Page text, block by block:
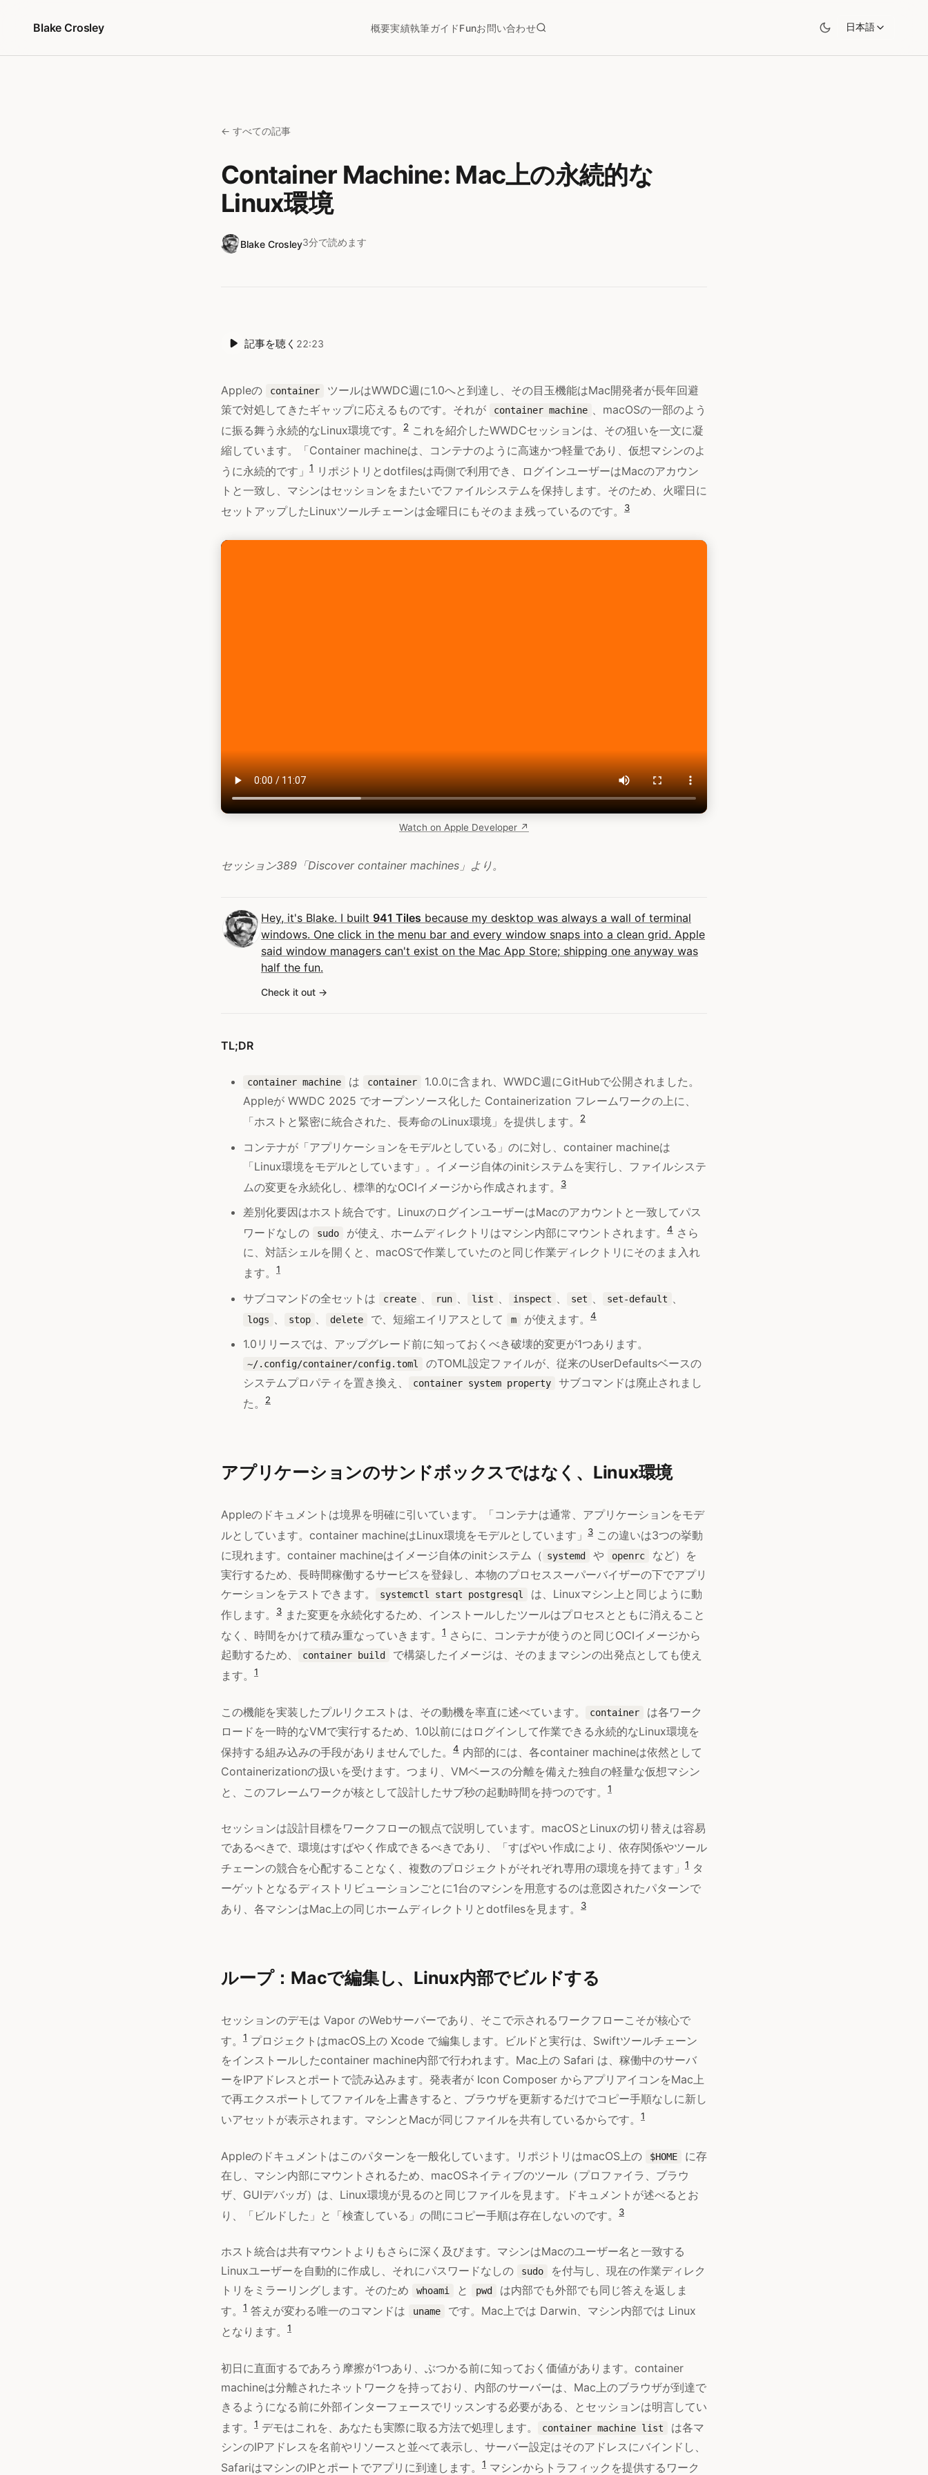
Blake Crosley
概要実績執筆ガイドFunお問い合わせ 日本語
← すべての記事
Container Machine: Mac上の永続的な
Linux環境
Blake Crosley3分で読めます
記事を聴く 22:23
Appleの container
ツールはWWDC週に1.0へと到達し、その目玉機能はMac開発者が長年回避
策で対処してきたギャップに応えるものです。それが
container machine 、macOSの一部のよう
に振る舞う永続的なLinux環境です。
2 これを紹介したWWDCセッションは、その狙いを一文に凝
縮しています。「Container machineは、コンテナのように高速かつ軽量であり、仮想マシンのよ
うに永続的です」 1 リポジトリとdotfilesは両側で利用でき、ログインユーザーはMacのアカウン
トと一致し、マシンはセッションをまたいでファイルシステムを保持します。そのため、火曜日に
セットアップしたLinuxツールチェーンは金曜日にもそのまま残っているのです。
3
Watch on Apple Developer ↗
セッション389「Discover container machines」より。
Hey, it's Blake. I built 941 Tiles because my desktop was always a wall of terminal
windows. One click in the menu bar and every window snaps into a clean grid. Apple
said window managers can't exist on the Mac App Store; shipping one anyway was
half the fun.
Check it out
TL;DR
container machine は container
1.0.0に含まれ、WWDC週にGitHubで公開されました。
Appleが WWDC 2025 でオープンソース化した Containerization フレームワークの上に、
「ホストと緊密に統合された、長寿命のLinux環境」を提供します。
2
コンテナが「アプリケーションをモデルとしている」のに対し、container machineは
「Linux環境をモデルとしています」。イメージ自体のinitシステムを実行し、ファイルシステ
ムの変更を永続化し、標準的なOCIイメージから作成されます。
3
差別化要因はホスト統合です。LinuxのログインユーザーはMacのアカウントと一致してパス
ワードなしの
sudo が使え、ホームディレクトリはマシン内部にマウントされます。 4 さら
に、対話シェルを開くと、macOSで作業していたのと同じ作業ディレクトリにそのまま入れ
ます。
1
サブコマンドの全セットは create run list inspect set set-default
logs 、 stop 、 delete で、短縮エイリアスとして m が使えます。 4
1.0リリースでは、アップグレード前に知っておくべき破壊的変更が1つあります。
~/.config/container/config.toml
のTOML設定ファイルが、従来のUserDefaultsベースの
システムプロパティを置き換え、
container system property
サブコマンドは廃止されまし
た。
2
アプリケーションのサンドボックスではなく、Linux環境
Appleのドキュメントは境界を明確に引いています。「コンテナは通常、アプリケーションをモデ
ルとしています。container machineはLinux環境をモデルとしています」
3 この違いは3つの挙動
に現れます。container machineはイメージ自体のinitシステム（ systemd や openrc
など）を
実行するため、長時間稼働するサービスを登録し、本物のプロセススーパーバイザーの下でアプリ
ケーションをテストできます。
systemctl start postgresql
は、Linuxマシン上と同じように動
作します。
3 また変更を永続化するため、インストールしたツールはプロセスとともに消えること
なく、時間をかけて積み重なっていきます。
1 さらに、コンテナが使うのと同じOCIイメージから
起動するため、
container build
で構築したイメージは、そのままマシンの出発点としても使え
ます。
1
この機能を実装したプルリクエストは、その動機を率直に述べています。 container
は各ワーク
ロードを一時的なVMで実行するため、1.0以前にはログインして作業できる永続的なLinux環境を
保持する組み込みの手段がありませんでした。
4 内部的には、各container machineは依然として
Containerizationの扱いを受けます。つまり、VMベースの分離を備えた独自の軽量な仮想マシン
と、このフレームワークが核として設計したサブ秒の起動時間を持つのです。
1
セッションは設計目標をワークフローの観点で説明しています。macOSとLinuxの切り替えは容易
であるべきで、環境はすばやく作成できるべきであり、「すばやい作成により、依存関係やツール
チェーンの競合を心配することなく、複数のプロジェクトがそれぞれ専用の環境を持てます」 1 タ
ーゲットとなるディストリビューションごとに1台のマシンを用意するのは意図されたパターンで
あり、各マシンはMac上の同じホームディレクトリとdotfilesを見ます。
3
ループ：Macで編集し、Linux内部でビルドする
セッションのデモは Vapor のWebサーバーであり、そこで示されるワークフローこそが核心で
す。
1 プロジェクトはmacOS上の Xcode で編集します。ビルドと実行は、Swiftツールチェーン
をインストールしたcontainer machine内部で行われます。Mac上の Safari は、稼働中のサーバ
ーをIPアドレスとポートで読み込みます。発表者が Icon Composer からアプリアイコンをMac上
で再エクスポートしてファイルを上書きすると、ブラウザを更新するだけでコピー手順なしに新し
いアセットが表示されます。マシンとMacが同じファイルを共有しているからです。
1
Appleのドキュメントはこのパターンを一般化しています。リポジトリはmacOS上の $HOME
に存
在し、マシン内部にマウントされるため、macOSネイティブのツール（プロファイラ、ブラウ
ザ、GUIデバッガ）は、Linux環境が見るのと同じファイルを見ます。ドキュメントが述べるとお
り、「ビルドした」と「検査している」の間にコピー手順は存在しないのです。
3
ホスト統合は共有マウントよりもさらに深く及びます。マシンはMacのユーザー名と一致する
Linuxユーザーを自動的に作成し、それにパスワードなしの
sudo
を付与し、現在の作業ディレク
トリをミラーリングします。そのため
whoami と pwd
は内部でも外部でも同じ答えを返しま
す。
1 答えが変わる唯一のコマンドは uname
です。Mac上では Darwin、マシン内部では Linux
となります。
1
初日に直面するであろう摩擦が1つあり、ぶつかる前に知っておく価値があります。container
machineは分離されたネットワークを持っており、内部のサーバーは、Mac上のブラウザが到達で
きるようになる前に外部インターフェースでリッスンする必要がある、とセッションは明言してい
ます。
1 デモはこれを、あなたも実際に取る方法で処理します。 container machine list
は各マ
シンのIPアドレスを名前やリソースと並べて表示し、サーバー設定はそのアドレスにバインドし、
SafariはマシンのIPとポートでアプリに到達します。
1 マシンからトラフィックを提供するワーク